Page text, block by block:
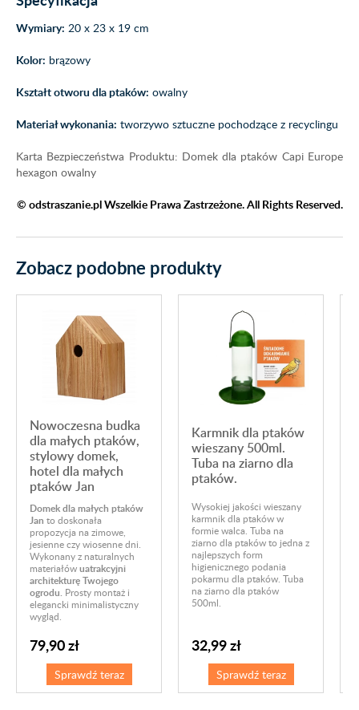
Wymiary: 20 x 23 x 19 cm
Kolor: brązowy
Kształt otworu dla ptaków: owalny
Materiał wykonania: tworzywo sztuczne pochodzące z recyclingu
Karta Bezpieczeństwa Produktu: Domek dla ptaków Capi Europe
hexagon owalny
© odstraszanie.pl Wszelkie Prawa Zastrzeżone. All Rights Reserved.
Zobacz podobne produkty
Nowoczesna budka
dla małych ptaków,
stylowy domek,
hotel dla małych
ptaków Jan
Domek dla małych ptaków
Jan to doskonała
propozycja na zimowe,
jesienne czy wiosenne dni.
Wykonany z naturalnych
materiałówuatrakcyjni
architekturę Twojego
ogrodu. Prosty montaż i
elegancki minimalistyczny
wygląd.
79,90 zł
Sprawdź teraz
Karmnik dla ptaków
wieszany 500ml.
Tuba na ziarno dla
ptaków.
Wysokiej jakości wieszany
karmnik dla ptaków w
formie walca. Tuba na
ziarno dla ptaków to jedna z
najlepszych form
higienicznego podania
pokarmu dla ptaków. Tuba
na ziarno dla ptaków
500ml.
32,99 zł
Sprawdź teraz